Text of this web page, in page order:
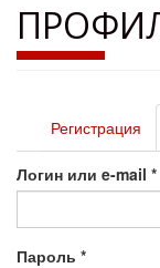
Главные
вкладки
Регистрация
Логин или e-mail *
Пароль *